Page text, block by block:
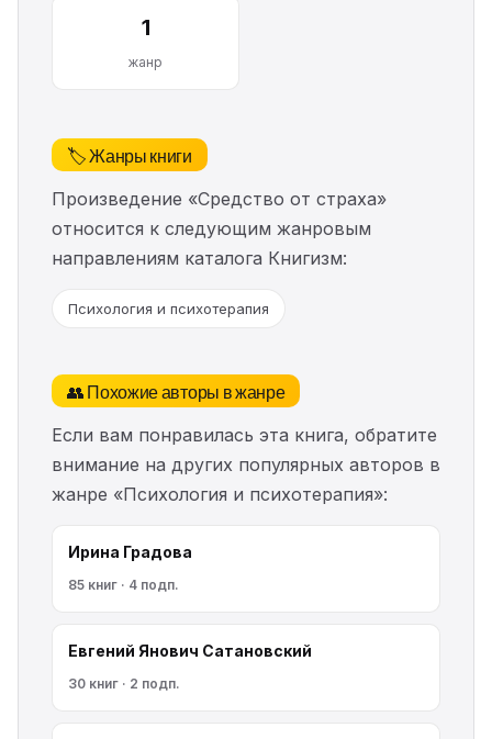
1
жанр
🏷️ Жанры книги
Произведение «Средство от страха»
относится к следующим жанровым
направлениям каталога Книгизм:
Психология и психотерапия
👥 Похожие авторы в жанре
Если вам понравилась эта книга, обратите
внимание на других популярных авторов в
жанре «Психология и психотерапия»:
Ирина Градова
85 книг · 4 подп.
Евгений Янович Сатановский
30 книг · 2 подп.